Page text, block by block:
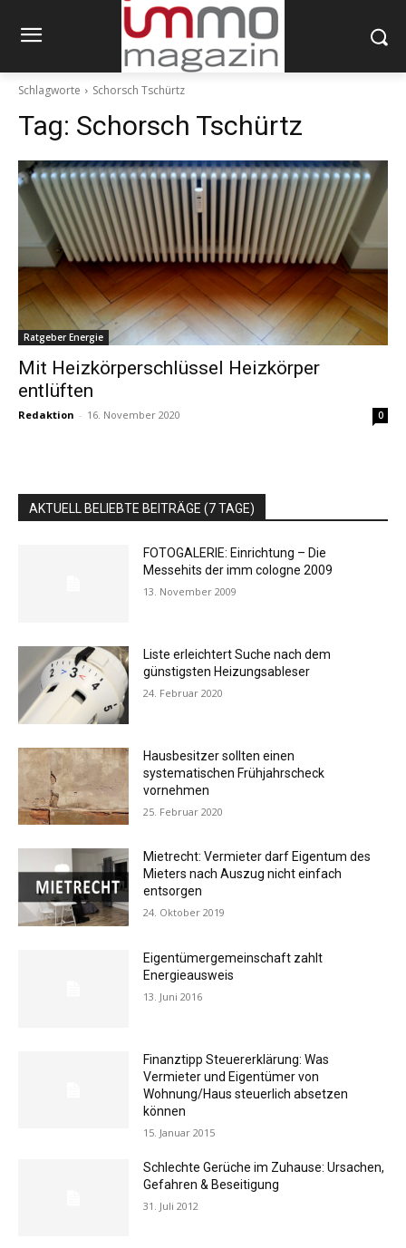
Schlagworte Schorsch Tschürtz
Tag: Schorsch Tschürtz
Ratgeber Energie
Mit Heizkörperschlüssel Heizkörper
entlüften
Redaktion - 16. November 2020 0
AKTUELL BELIEBTE BEITRÄGE (7 TAGE)
FOTOGALERIE: Einrichtung – Die
Messehits der imm cologne 2009
13. November 2009
Liste erleichtert Suche nach dem
günstigsten Heizungsableser
24. Februar 2020
Hausbesitzer sollten einen
systematischen Frühjahrscheck
vornehmen
25. Februar 2020
Mietrecht: Vermieter darf Eigentum des
Mieters nach Auszug nicht einfach
entsorgen
24. Oktober 2019
Eigentümergemeinschaft zahlt
Energieausweis
13. Juni 2016
Finanztipp Steuererklärung: Was
Vermieter und Eigentümer von
Wohnung/Haus steuerlich absetzen
können
15. Januar 2015
Schlechte Gerüche im Zuhause: Ursachen,
Gefahren & Beseitigung
31. Juli 2012